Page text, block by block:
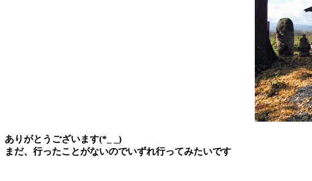
ありがとうございます(*_ _)
まだ、行ったことがないのでいずれ行ってみたいです